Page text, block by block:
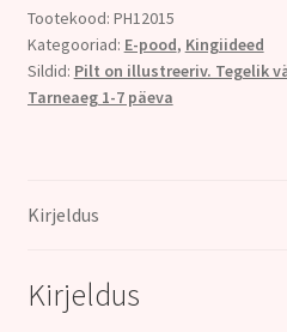
Tootekood: PH12015
Kategooriad: E-pood, Kingiideed
Sildid: Pilt on illustreeriv. Tegelik
Tarneaeg 1-7 päeva
Kirjeldus
Kirjeldus